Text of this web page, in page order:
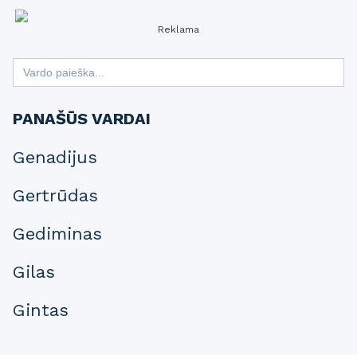
Reklama
Search
for:
PANAŠŪS VARDAI
Genadijus
Gertrūdas
Gediminas
Gilas
Gintas